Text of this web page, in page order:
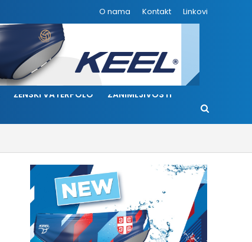
O nama Kontakt Linkovi
ŽENSKI VATERPOLO ZANIMLJIVOSTI